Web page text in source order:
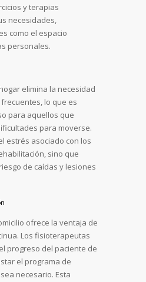
y terapias
necesidades,
como el espacio
personales.
elimina la necesidad
lo que es
para aquellos que
para moverse.
estrés asociado con los
sino que
de caídas y lesiones
ofrece la ventaja de
Los fisioterapeutas
progreso del paciente de
el programa de
necesario. Esta